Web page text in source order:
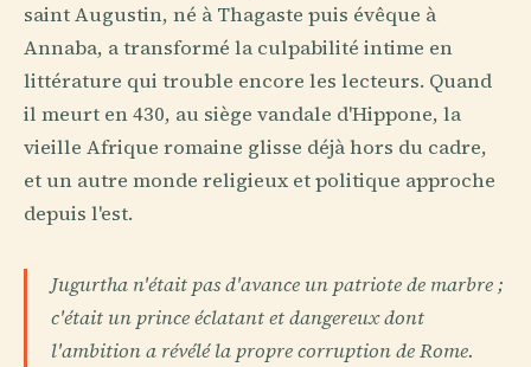
saint Augustin, né à Thagaste puis évêque à
Annaba, a transformé la culpabilité intime en
littérature qui trouble encore les lecteurs. Quand
il meurt en 430, au siège vandale d'Hippone, la
vieille Afrique romaine glisse déjà hors du cadre,
et un autre monde religieux et politique approche
depuis l'est.
Jugurtha n'était pas d'avance un patriote de marbre ;
c'était un prince éclatant et dangereux dont
l'ambition a révélé la propre corruption de Rome.